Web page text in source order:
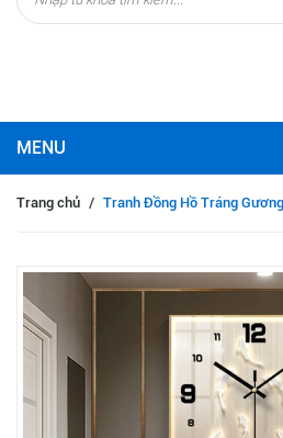
Trang chủ / Tranh Đồng Hồ Tráng